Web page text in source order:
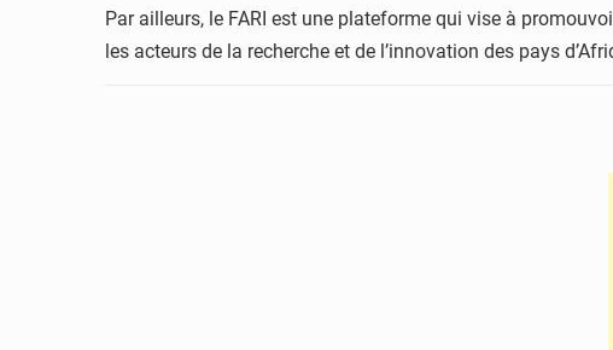
Par ailleurs, le FARI est une plateforme qui vise à
les acteurs de la recherche et de l’innovation des pays